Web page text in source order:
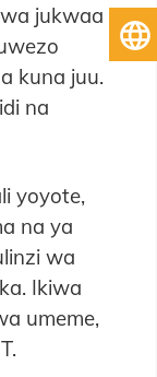
jukwaa la
kuna juu.
na
yoyote,
na ya
wa
Ikiwa
umeme,